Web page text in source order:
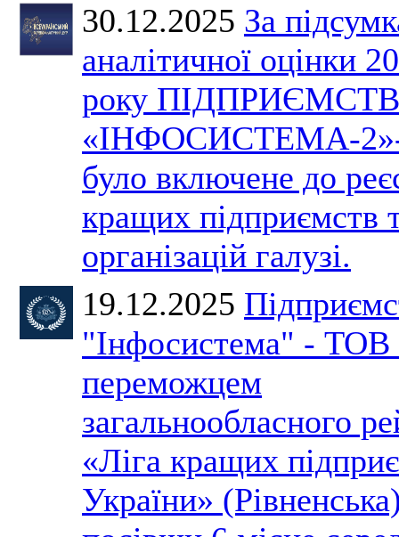
30.12.2025 За
аналітичної оцінки
року
«ІНФОСИСТЕМА-
було включене до
кращих підприємств
організацій галузі.
19.12.2025
"Інфосистема" - ТОВ
переможцем
загальнообласного
«Ліга кращих
України»